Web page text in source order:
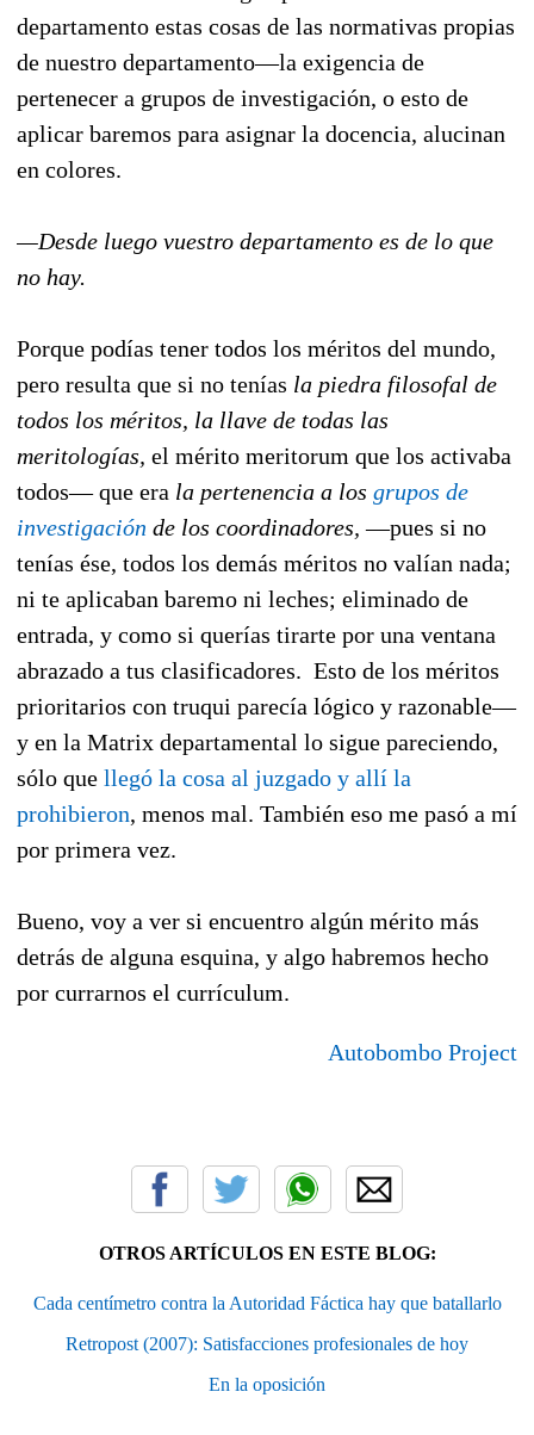
departamento estas cosas de las normativas propias
de nuestro departamento—la exigencia de
pertenecer a grupos de investigación, o esto de
aplicar baremos para asignar la docencia, alucinan
en colores.
—Desde luego vuestro departamento es de lo que
no hay.
Porque podías tener todos los méritos del mundo,
pero resulta que si no tenías la piedra filosofal de
todos los méritos, la llave de todas las
meritologías, el mérito meritorum que los activaba
todos— que era la pertenencia a los grupos de
investigación de los coordinadores, —pues si no
tenías ése, todos los demás méritos no valían nada;
ni te aplicaban baremo ni leches; eliminado de
entrada, y como si querías tirarte por una ventana
abrazado a tus clasificadores. Esto de los méritos
prioritarios con truqui parecía lógico y razonable—
y en la Matrix departamental lo sigue pareciendo,
sólo que llegó la cosa al juzgado y allí la
prohibieron, menos mal. También eso me pasó a mí
por primera vez.
Bueno, voy a ver si encuentro algún mérito más
detrás de alguna esquina, y algo habremos hecho
por currarnos el currículum.
Autobombo Project
OTROS ARTÍCULOS EN ESTE BLOG:
Cada centímetro contra la Autoridad Fáctica hay que batallarlo
Retropost (2007): Satisfacciones profesionales de hoy
En la oposición